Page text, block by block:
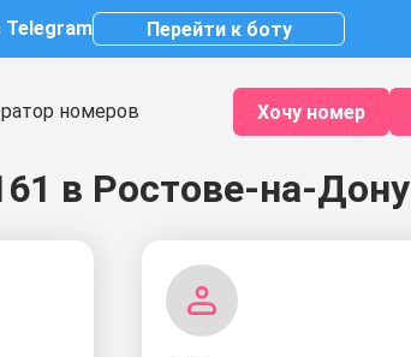
Telegram Перейти к боту
номеров Хочу номер
в Ростове-на-Дону